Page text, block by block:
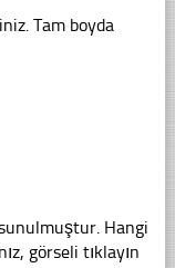
Tam boyda
Hangi
görseli tıklayın